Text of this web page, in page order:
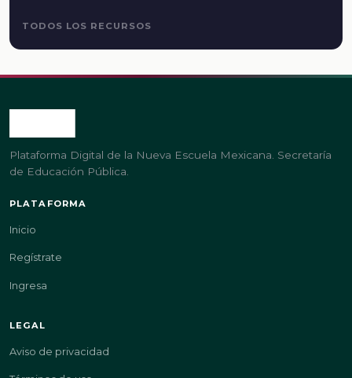
TODOS LOS RECURSOS
Plataforma Digital de la Nueva Escuela Mexicana. Secretaría
de Educación Pública.
PLATAFORMA
Inicio
Regístrate
Ingresa
LEGAL
Aviso de privacidad